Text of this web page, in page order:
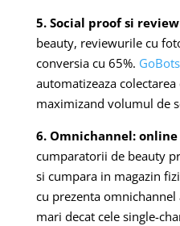
5. Social proof si
beauty, reviewurile cu
conversia cu 65%.
automatizeaza
maximizand volumul de
6. Omnichannel:
cumparatorii de beauty
si cumpara in magazin
cu prezenta
mari decat cele single-